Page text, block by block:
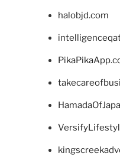
halobjd.com